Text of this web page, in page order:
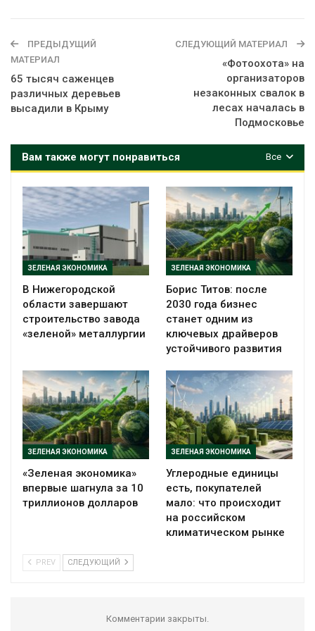
ПРЕДЫДУЩИЙ
МАТЕРИАЛ
65 тысяч саженцев
различных деревьев
высадили в Крыму
СЛЕДУЮЩИЙ МАТЕРИАЛ
«Фотоохота» на
организаторов
незаконных свалок в
лесах началась в
Подмосковье
Все
Вам также могут понравиться
ЗЕЛЕНАЯ ЭКОНОМИКА
В Нижегородской
области завершают
строительство завода
«зеленой» металлургии
ЗЕЛЕНАЯ ЭКОНОМИКА
Борис Титов: после
2030 года бизнес
станет одним из
ключевых драйверов
устойчивого развития
ЗЕЛЕНАЯ ЭКОНОМИКА
«Зеленая экономика»
впервые шагнула за 10
триллионов долларов
ЗЕЛЕНАЯ ЭКОНОМИКА
Углеродные единицы
есть, покупателей
мало: что происходит
на российском
климатическом рынке
PREV СЛЕДУЮЩИЙ
Комментарии закрыты.